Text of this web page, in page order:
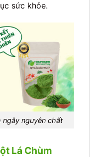
sức khỏe.
ngây nguyên chất
Lá Chùm